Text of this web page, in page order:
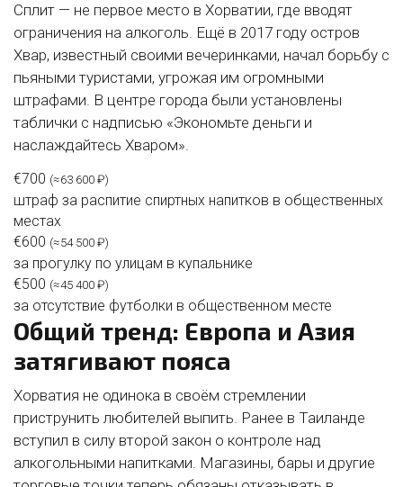
Сплит — не первое место в Хорватии, где вводят
ограничения на алкоголь. Ещё в 2017 году остров
Хвар, известный своими вечеринками, начал борьбу с
пьяными туристами, угрожая им огромными
штрафами. В центре города были установлены
таблички с надписью «Экономьте деньги и
наслаждайтесь Хваром».
€700 (≈63 600 ₽)
штраф за распитие спиртных напитков в общественных
местах
€600 (≈54 500 ₽)
за прогулку по улицам в купальнике
€500 (≈45 400 ₽)
за отсутствие футболки в общественном месте
Общий тренд: Европа и Азия
затягивают пояса
Хорватия не одинока в своём стремлении
приструнить любителей выпить. Ранее в Таиланде
вступил в силу второй закон о контроле над
алкогольными напитками. Магазины, бары и другие